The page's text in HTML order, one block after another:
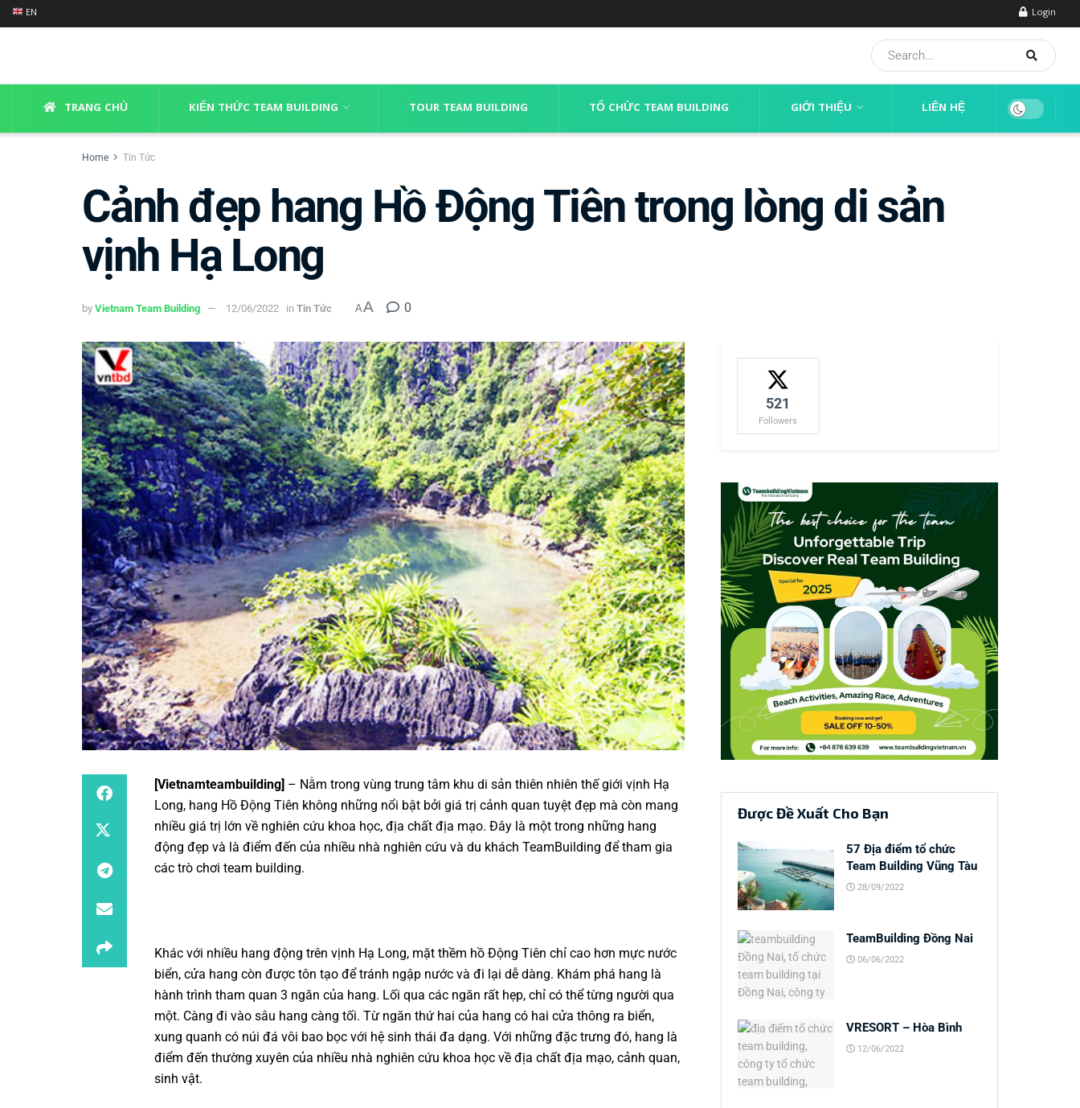
EN Login
TRANG CHỦ KIẾN THỨC TEAM BUILDING TOUR TEAM BUILDING TỔ CHỨC TEAM BUILDING GIỚI THIỆU LIÊN HỆ
Home Tin Tức
Cảnh đẹp hang Hồ Động Tiên trong lòng di sản
vịnh Hạ Long
by Vietnam Team Building 12/06/2022 in Tin Tức AA 0
[Vietnamteambuilding] – Nằm trong vùng trung tâm khu di sản thiên nhiên thế giới vịnh Hạ
Long, hang Hồ Động Tiên không những nổi bật bởi giá trị cảnh quan tuyệt đẹp mà còn mang
nhiều giá trị lớn về nghiên cứu khoa học, địa chất địa mạo. Đây là một trong những hang
động đẹp và là điểm đến của nhiều nhà nghiên cứu và du khách TeamBuilding để tham gia
các trò chơi team building.
Khác với nhiều hang động trên vịnh Hạ Long, mặt thềm hồ Động Tiên chỉ cao hơn mực nước
biển, cửa hang còn được tôn tạo để tránh ngập nước và đi lại dễ dàng. Khám phá hang là
hành trình tham quan 3 ngăn của hang. Lối qua các ngăn rất hẹp, chỉ có thể từng người qua
một. Càng đi vào sâu hang càng tối. Từ ngăn thứ hai của hang có hai cửa thông ra biển,
xung quanh có núi đá vôi bao bọc với hệ sinh thái đa dạng. Với những đặc trưng đó, hang là
điểm đến thường xuyên của nhiều nhà nghiên cứu khoa học về địa chất địa mạo, cảnh quan,
sinh vật.
521
Followers
Được Đề Xuất Cho Bạn
57 Địa điểm tổ chức
Team Building Vũng Tàu
28/09/2022
TeamBuilding Đồng Nai
06/06/2022
VRESORT – Hòa Bình
12/06/2022